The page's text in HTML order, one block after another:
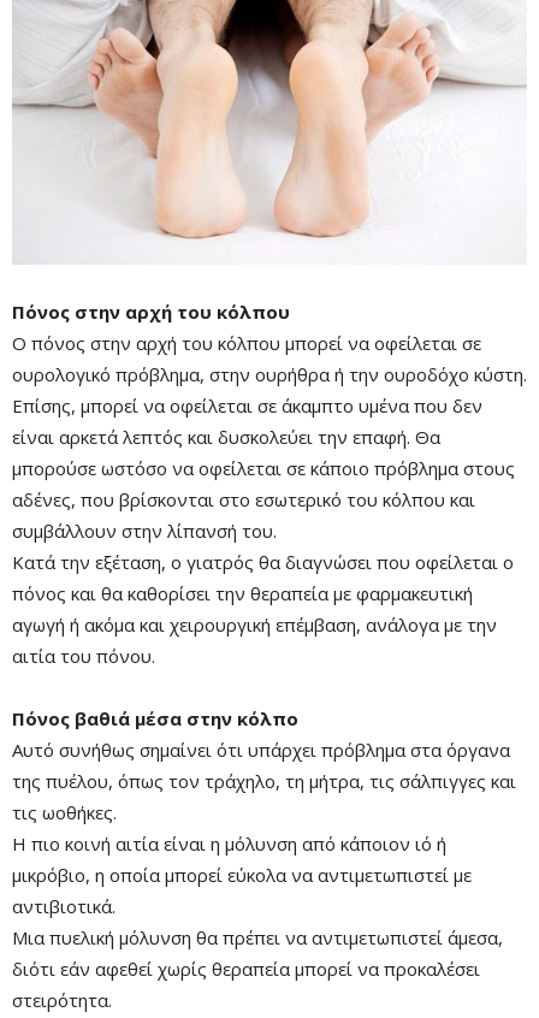
Πόνος στην αρχή του κόλπου
Ο πόνος στην αρχή του κόλπου μπορεί να οφείλεται σε
ουρολογικό πρόβλημα, στην ουρήθρα ή την ουροδόχο κύστη.
Επίσης, μπορεί να οφείλεται σε άκαμπτο υμένα που δεν
είναι αρκετά λεπτός και δυσκολεύει την επαφή. Θα
μπορούσε ωστόσο να οφείλεται σε κάποιο πρόβλημα στους
αδένες, που βρίσκονται στο εσωτερικό του κόλπου και
συμβάλλουν στην λίπανσή του.
Κατά την εξέταση, ο γιατρός θα διαγνώσει που οφείλεται ο
πόνος και θα καθορίσει την θεραπεία με φαρμακευτική
αγωγή ή ακόμα και χειρουργική επέμβαση, ανάλογα με την
αιτία του πόνου.
Πόνος βαθιά μέσα στην κόλπο
Αυτό συνήθως σημαίνει ότι υπάρχει πρόβλημα στα όργανα
της πυέλου, όπως τον τράχηλο, τη μήτρα, τις σάλπιγγες και
τις ωοθήκες.
Η πιο κοινή αιτία είναι η μόλυνση από κάποιον ιό ή
μικρόβιο, η οποία μπορεί εύκολα να αντιμετωπιστεί με
αντιβιοτικά.
Μια πυελική μόλυνση θα πρέπει να αντιμετωπιστεί άμεσα,
διότι εάν αφεθεί χωρίς θεραπεία μπορεί να προκαλέσει
στειρότητα.